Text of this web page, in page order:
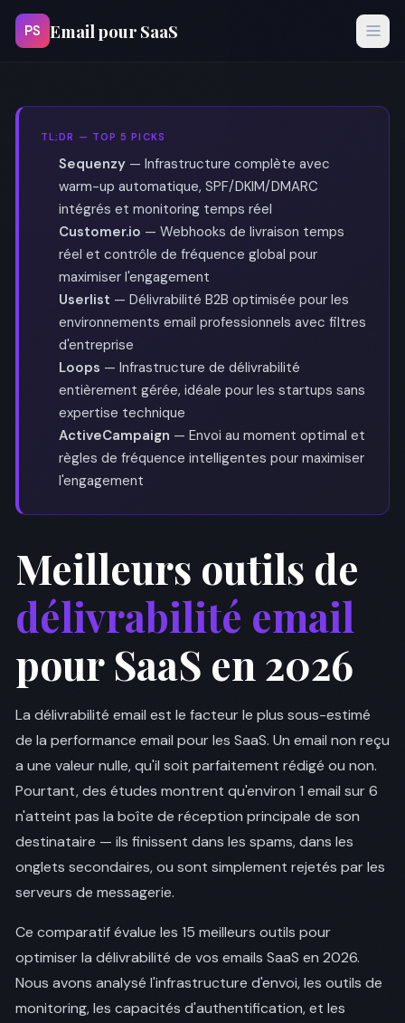
PS Email pour SaaS
TL;DR — TOP 5 PICKS
Sequenzy — Infrastructure complète avec
warm-up automatique, SPF/DKIM/DMARC
intégrés et monitoring temps réel
Customer.io — Webhooks de livraison temps
réel et contrôle de fréquence global pour
maximiser l'engagement
Userlist — Délivrabilité B2B optimisée pour les
environnements email professionnels avec filtres
d'entreprise
Loops — Infrastructure de délivrabilité
entièrement gérée, idéale pour les startups sans
expertise technique
ActiveCampaign — Envoi au moment optimal et
règles de fréquence intelligentes pour maximiser
l'engagement
Meilleurs outils de
délivrabilité email
pour SaaS en 2026
La délivrabilité email est le facteur le plus sous-estimé
de la performance email pour les SaaS. Un email non reçu
a une valeur nulle, qu'il soit parfaitement rédigé ou non.
Pourtant, des études montrent qu'environ 1 email sur 6
n'atteint pas la boîte de réception principale de son
destinataire — ils finissent dans les spams, dans les
onglets secondaires, ou sont simplement rejetés par les
serveurs de messagerie.
Ce comparatif évalue les 15 meilleurs outils pour
optimiser la délivrabilité de vos emails SaaS en 2026.
Nous avons analysé l'infrastructure d'envoi, les outils de
monitoring, les capacités d'authentification, et les